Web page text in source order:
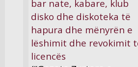
bar nate, kabare, klub
disko dhe diskoteka të
hapura dhe mënyrën e
lëshimit dhe revokimit
licencës